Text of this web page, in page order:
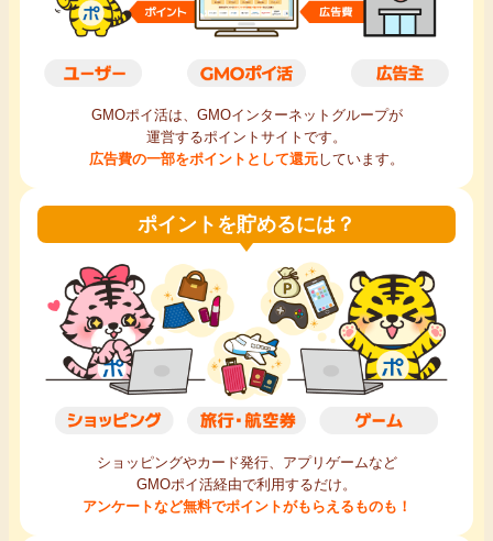
毎日ゲット
特集一覧
GMOポイ活の使い方
ヘルプセンター
GMOポイ活は、GMOインターネットグループが
運営するポイントサイトです。
広告費の一部をポイントとして還元しています。
ポイントを貯めるには？
ショッピングやカード発行、アプリゲームなど
GMOポイ活経由で利用するだけ。
アンケートなど無料でポイントがもらえるものも！